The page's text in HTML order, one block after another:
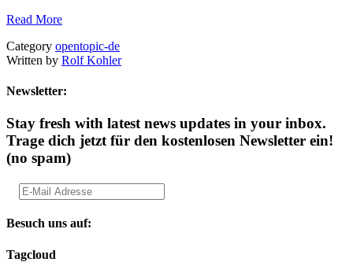
Read More
Category opentopic-de
Written by Rolf Kohler
Newsletter:
Stay fresh with latest news updates in your inbox.
Trage dich jetzt für den kostenlosen Newsletter ein!
(no spam)
Besuch uns auf:
Tagcloud